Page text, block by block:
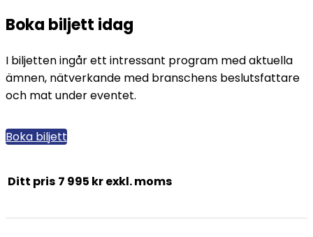
Boka biljett idag
I biljetten ingår ett intressant program med aktuella
ämnen, nätverkande med branschens beslutsfattare
och mat under eventet.
Boka biljett
Ditt pris 7 995 kr exkl. moms